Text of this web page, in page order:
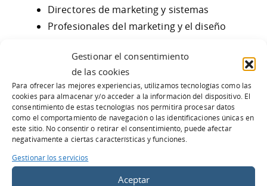
Gestionar el consentimiento
de las cookies
Para ofrecer las mejores experiencias, utilizamos tecnologías como las
cookies para almacenar y/o acceder a la información del dispositivo. El
consentimiento de estas tecnologías nos permitirá procesar datos
como el comportamiento de navegación o las identificaciones únicas en
este sitio. No consentir o retirar el consentimiento, puede afectar
negativamente a ciertas características y funciones.
Gestionar los servicios
Aceptar
Directores de marketing y sistemas
Profesionales del marketing y el diseño
Gerentes de empresa y emprendedores
que quieran mejorar el rendimiento de
su negocio en Internet
Objetivo:
Entender los principios fundamentales de
la usabilidad web.
Cómo aplicar los principios a nuestra